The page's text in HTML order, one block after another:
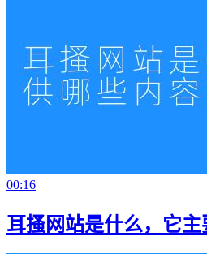
00:16
耳搔网站是什么，它主